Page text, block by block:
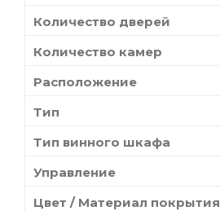
Количество дверей
Количество камер
Расположение
Тип
Тип винного шкафа
Управление
Цвет / Материал покрытия